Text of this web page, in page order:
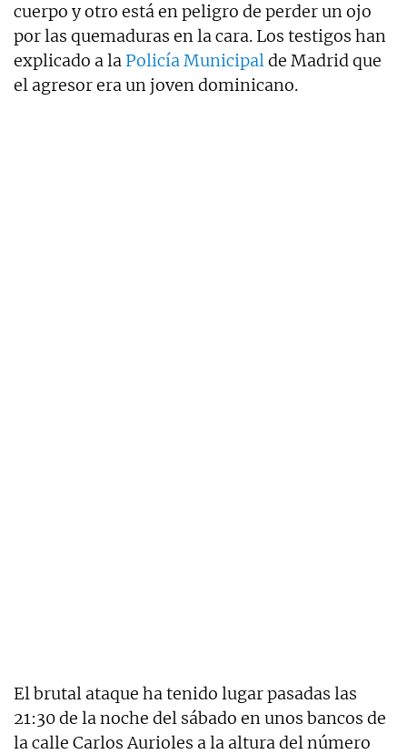
cuerpo y otro está en peligro de perder un ojo
por las quemaduras en la cara. Los testigos han
explicado a la Policía Municipalde Madrid que
el agresor era un joven dominicano.
El brutal ataque ha tenido lugar pasadas las
21:30 de la noche del sábado en unos bancos de
la calle Carlos Aurioles a la altura del número